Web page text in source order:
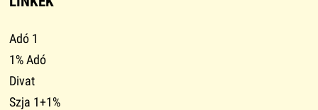
Adó 1
1% Adó
Divat
Szja 1+1%